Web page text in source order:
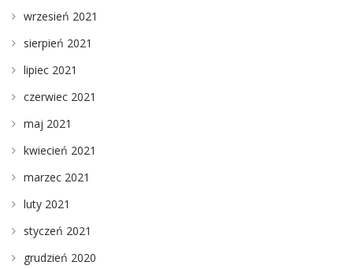
wrzesień 2021
sierpień 2021
lipiec 2021
czerwiec 2021
maj 2021
kwiecień 2021
marzec 2021
luty 2021
styczeń 2021
grudzień 2020